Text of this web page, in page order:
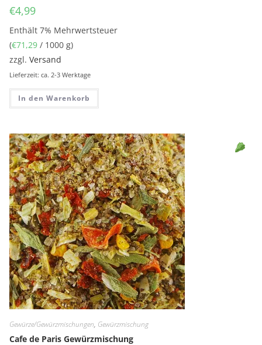
€4,99
Enthält 7% Mehrwertsteuer
(€71,29 / 1000 g)
zzgl.Versand
Lieferzeit: ca. 2-3 Werktage
In den Warenkorb
Gewürze/Gewürzmischungen, Gewürzmischung
Cafe de Paris Gewürzmischung